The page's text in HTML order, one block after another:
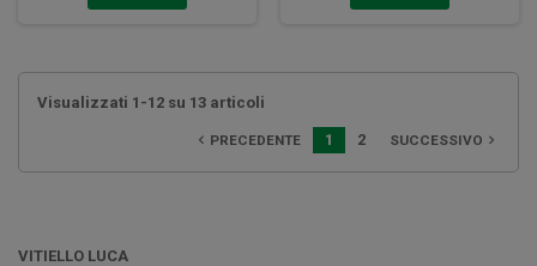
Visualizzati 1-12 su 13 articoli
 PRECEDENTE 1 2 SUCCESSIVO 
VITIELLO LUCA